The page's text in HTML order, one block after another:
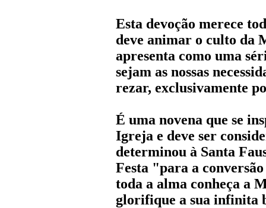
Esta devoção merece
deve animar o culto da
apresenta como uma
sejam as nossas
rezar, exclusivamente
É uma novena que se
Igreja e deve ser
determinou à Santa
Festa "para a
toda a alma conheça a
glorifique a sua infinita